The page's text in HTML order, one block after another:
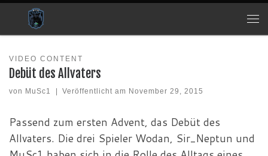
Zum Inhalt springen
VIDEO CONTENT
Debüt des Allvaters
von MuSc1 Veröffentlicht am November 29, 2015
Passend zum ersten Advent, das Debüt des
Allvaters. Die drei Spieler Wodan, Sir_Neptun und